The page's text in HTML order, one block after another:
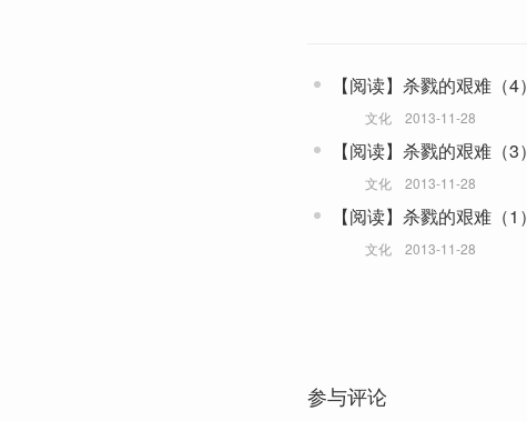
【阅读】杀戮的艰难（4）
文化 2013-11-28
【阅读】杀戮的艰难（3）
文化 2013-11-28
【阅读】杀戮的艰难（1）
文化 2013-11-28
参与评论